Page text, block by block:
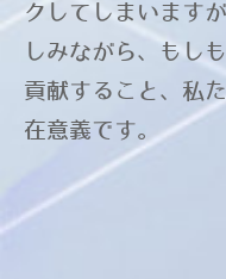
クしてしまいます
しみながら、もし
貢献すること、私
在意義です。